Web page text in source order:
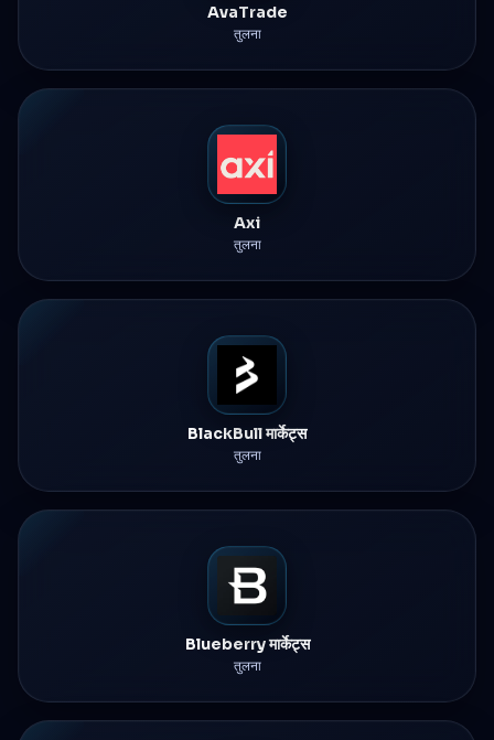
AvaTrade
तुलना
Axi
तुलना
BlackBull मार्केट्स
तुलना
Blueberry मार्केट्स
तुलना